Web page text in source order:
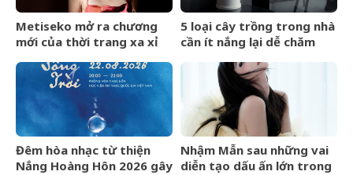
Metiseko mở ra chương
mới của thời trang xa xỉ
5 loại cây trồng trong nhà
cần ít nắng lại dễ chăm
Đêm hòa nhạc từ thiện
Nắng Hoàng Hôn 2026 gây
Nhậm Mẫn sau những vai
diễn tạo dấu ấn lớn trong